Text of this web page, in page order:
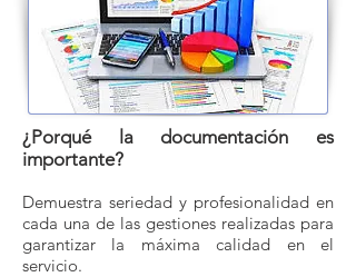
¿Porqué la documentación es
importante?
Demuestra seriedad y profesionalidad en
cada una de las gestiones realizadas para
garantizar la máxima calidad en el
servicio.